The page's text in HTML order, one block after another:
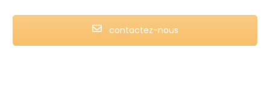
contactez-nous